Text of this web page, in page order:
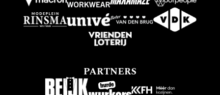
PARTNERS